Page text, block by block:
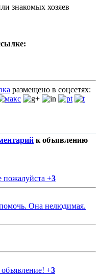
знакомых хозяев
размещено в соцсетях:
к объявлению
пожалуйста +3
Она нелюдимая.
+3